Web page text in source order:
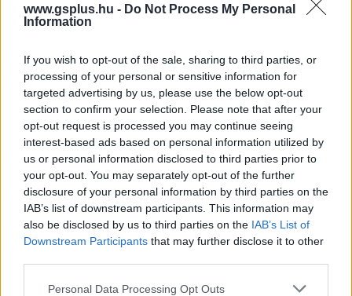
www.gsplus.hu - Do Not Process My Personal
Information
If you wish to opt-out of the sale, sharing to third parties, or
processing of your personal or sensitive information for
targeted advertising by us, please use the below opt-out
section to confirm your selection. Please note that after your
opt-out request is processed you may continue seeing
interest-based ads based on personal information utilized by
us or personal information disclosed to third parties prior to
your opt-out. You may separately opt-out of the further
disclosure of your personal information by third parties on the
IAB’s list of downstream participants. This information may
also be disclosed by us to third parties on the IAB’s List of
Downstream Participants that may further disclose it to other
Please note that this website/app uses one or more Google
Personal Data Processing Opt Outs
hangulata – Jön a második forduló! (X)
Július végén folytatódik a balatoni strandröplabda-
sorozat.
#európai unió #the crew